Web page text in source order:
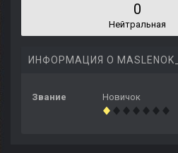
0
Нейтральная
ИНФОРМАЦИЯ О
Звание Новичок